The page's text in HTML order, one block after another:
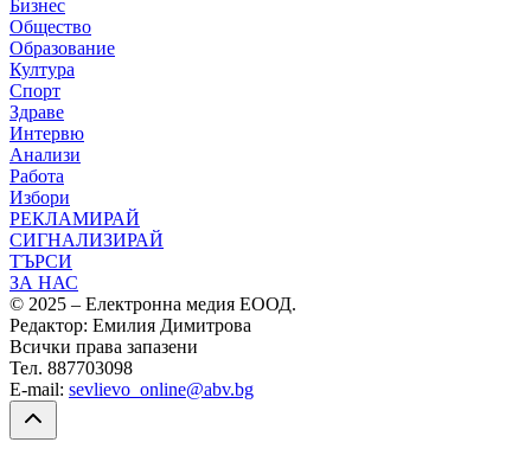
Бизнес
Общество
Образование
Култура
Спорт
Здраве
Интервю
Анализи
Работа
Избори
РЕКЛАМИРАЙ
СИГНАЛИЗИРАЙ
ТЪРСИ
ЗА НАС
© 2025 – Електронна медия ЕООД.
Редактор: Емилия Димитрова
Всички права запазени
Тел. 887703098
E-mail: sevlievo_online@abv.bg